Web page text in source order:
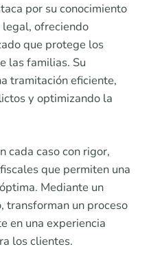
por su conocimiento
ofreciendo
que protege los
las familias. Su
tramitación eficiente,
y optimizando la
cada caso con rigor,
que permiten una
Mediante un
transforman un proceso
en una experiencia
los clientes.